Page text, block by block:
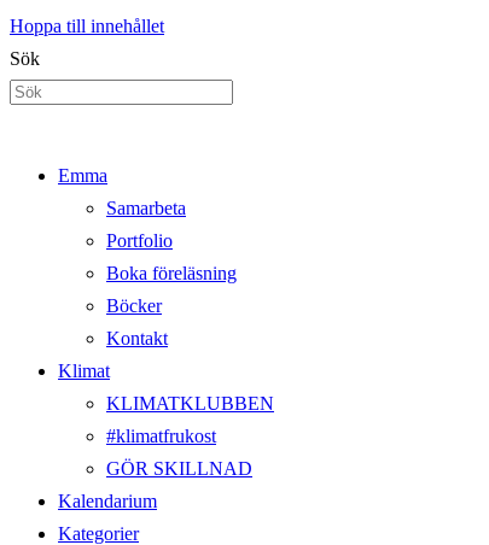
Hoppa till innehållet
Sök
Emma
Samarbeta
Portfolio
Boka föreläsning
Böcker
Kontakt
Klimat
KLIMATKLUBBEN
#klimatfrukost
GÖR SKILLNAD
Kalendarium
Kategorier